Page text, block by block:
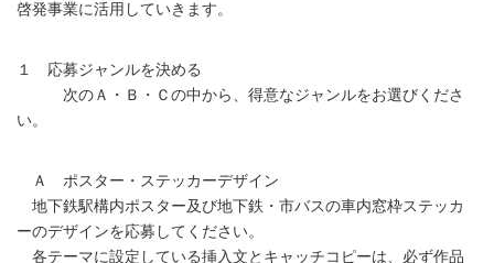
啓発事業に活用していきます。
１ 応募ジャンルを決める
次のＡ・Ｂ・Ｃの中から、得意なジャンルをお選びくださ
い。
Ａ ポスター・ステッカーデザイン
地下鉄駅構内ポスター及び地下鉄・市バスの車内窓枠ステッカ
ーのデザインを応募してください。
各テーマに設定している挿入文とキャッチコピーは、必ず作品